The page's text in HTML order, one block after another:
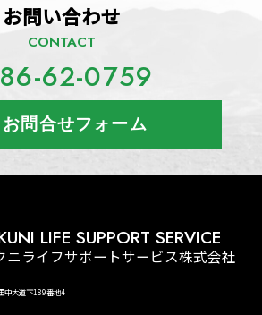
お問い合わせ
CONTACT
62-0759
お問合せフォーム
LIFE SUPPORT SERVICE
ニライフサポートサービス株式会社
中大道下189番地4